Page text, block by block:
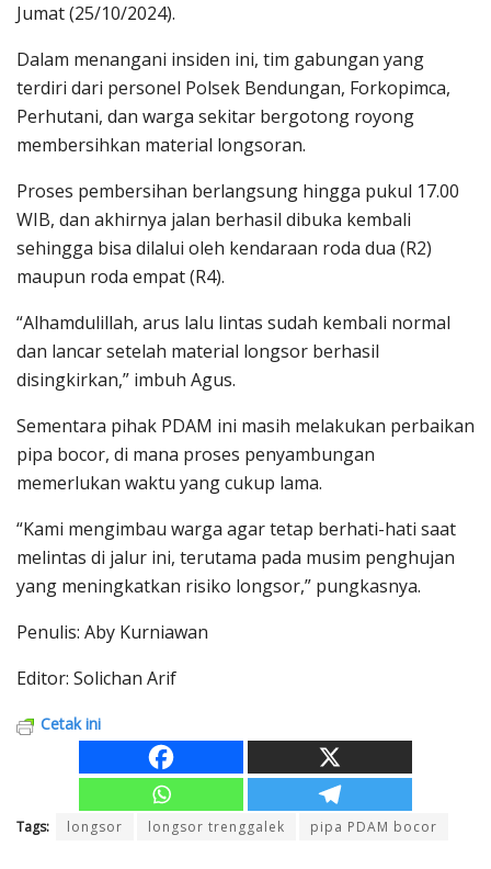
Jumat (25/10/2024).
Dalam menangani insiden ini, tim gabungan yang
terdiri dari personel Polsek Bendungan, Forkopimca,
Perhutani, dan warga sekitar bergotong royong
membersihkan material longsoran.
Proses pembersihan berlangsung hingga pukul 17.00
WIB, dan akhirnya jalan berhasil dibuka kembali
sehingga bisa dilalui oleh kendaraan roda dua (R2)
maupun roda empat (R4).
“Alhamdulillah, arus lalu lintas sudah kembali normal
dan lancar setelah material longsor berhasil
disingkirkan,” imbuh Agus.
Sementara pihak PDAM ini masih melakukan perbaikan
pipa bocor, di mana proses penyambungan
memerlukan waktu yang cukup lama.
“Kami mengimbau warga agar tetap berhati-hati saat
melintas di jalur ini, terutama pada musim penghujan
yang meningkatkan risiko longsor,” pungkasnya.
Penulis: Aby Kurniawan
Editor: Solichan Arif
Cetak ini
Tags: longsor longsor trenggalek pipa PDAM bocor